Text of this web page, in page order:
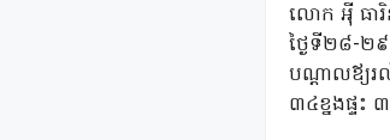
លោក អ៉ី ធារិ
ថ្ងៃទី២៨-២
បណ្តាលឪ្យរ
៣៤ខ្នងផ្ទះ